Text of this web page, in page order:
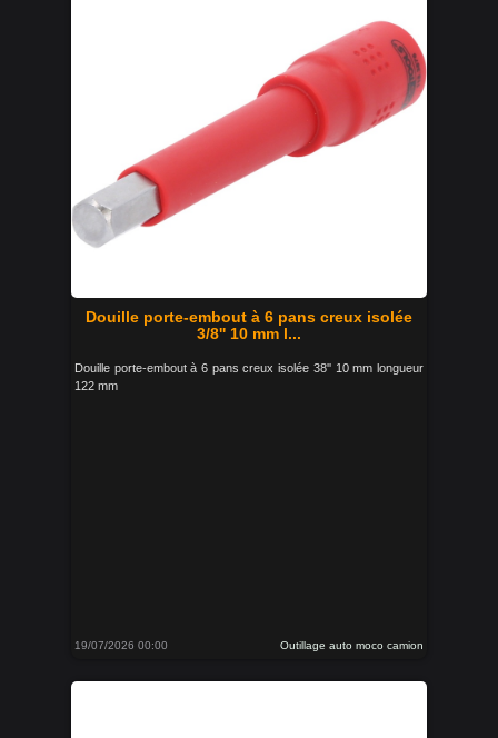
Douille porte-embout à 6 pans creux isolée
3/8'' 10 mm l...
Douille porte-embout à 6 pans creux isolée 38'' 10 mm longueur
122 mm
19/07/2026 00:00 Outillage auto moco camion